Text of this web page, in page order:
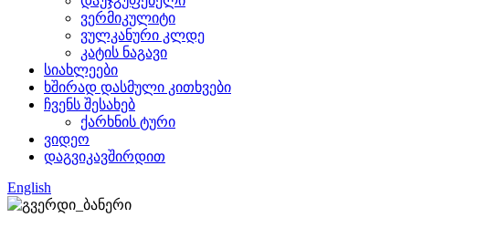
ვერმიკულიტი
ვულკანური კლდე
კატის ნაგავი
სიახლეები
ხშირად დასმული კითხვები
ჩვენს შესახებ
ქარხნის ტური
ვიდეო
დაგვიკავშირდით
English